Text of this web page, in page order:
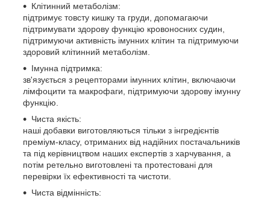
Клітинний метаболізм:
підтримує товсту кишку та груди, допомагаючи
підтримувати здорову функцію кровоносних судин,
підтримуючи активність імунних клітин та підтримуючи
здоровий клітинний метаболізм.
Імунна підтримка:
зв'язується з рецепторами імунних клітин, включаючи
лімфоцити та макрофаги, підтримуючи здорову імунну
функцію.
Чиста якість:
наші добавки виготовляються тільки з інгредієнтів
преміум-класу, отриманих від надійних постачальників
та під керівництвом наших експертів з харчування, а
потім ретельно виготовлені та протестовані для
перевірки їх ефективності та чистоти.
Чиста відмінність: